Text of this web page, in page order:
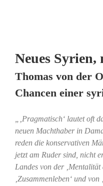
Neues Syrien,
Thomas von der
Chancen einer
„‚Pragmatisch‘ lautet oft
neuen Machthaber in
reden die konservativen
jetzt am Ruder sind, nicht
Landes von der ‚Mentalität
‚Zusammenleben‘ und von